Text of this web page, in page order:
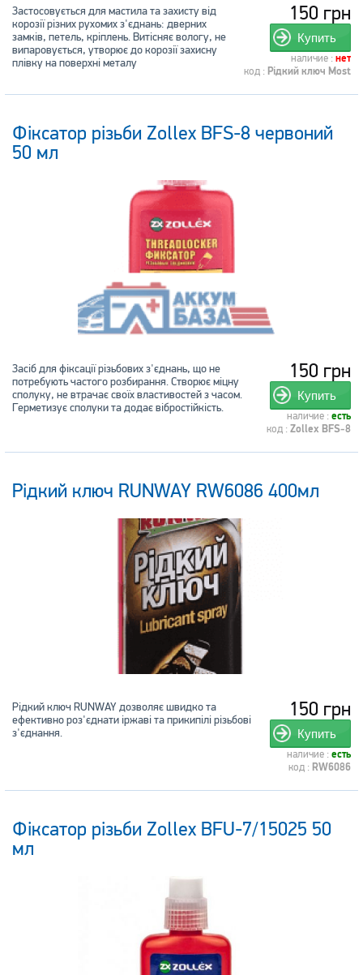
150 грн
Купить
наличие : нет
код : Рідкий ключ Most
Застосовується для мастила та захисту від
корозії різних рухомих з'єднань: дверних
замків, петель, кріплень. Витісняє вологу, не
випаровується, утворює до корозії захисну
плівку на поверхні металу
Фіксатор різьби Zollex BFS-8 червоний
50 мл
150 грн
Купить
наличие : есть
код : Zollex BFS-8
Засіб для фіксації різьбових з'єднань, що не
потребують частого розбирання. Створює міцну
сполуку, не втрачає своїх властивостей з часом.
Герметизує сполуки та додає вібростійкість.
Рідкий ключ RUNWAY RW6086 400мл
150 грн
Купить
наличие : есть
код : RW6086
Рідкий ключ RUNWAY дозволяє швидко та
ефективно роз'єднати іржаві та прикипілі різьбові
з'єднання.
Фіксатор різьби Zollex BFU-7/15025 50
мл